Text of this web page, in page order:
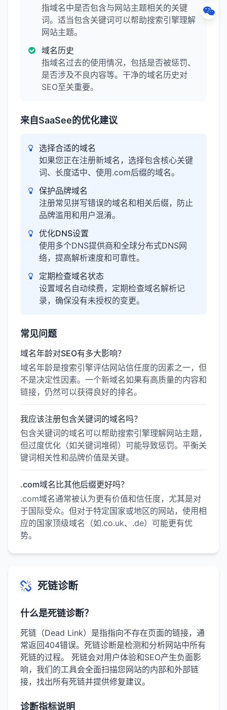
指域名中是否包含与网站主题相关的关键
词。适当包含关键词可以帮助搜索引擎理解
网站主题。
域名历史
指域名过去的使用情况，包括是否被惩罚、
是否涉及不良内容等。干净的域名历史对
SEO至关重要。
来自SaaSee的优化建议
选择合适的域名
如果您正在注册新域名，选择包含核心关键
词、长度适中、使用.com后缀的域名。
保护品牌域名
注册常见拼写错误的域名和相关后缀，防止
品牌滥用和用户混淆。
优化DNS设置
使用多个DNS提供商和全球分布式DNS网
络，提高解析速度和可靠性。
定期检查域名状态
设置域名自动续费，定期检查域名解析记
录，确保没有未授权的变更。
常见问题
域名年龄对SEO有多大影响？
域名年龄是搜索引擎评估网站信任度的因素之一，但
不是决定性因素。一个新域名如果有高质量的内容和
链接，仍然可以获得良好的排名。
我应该注册包含关键词的域名吗？
包含关键词的域名可以帮助搜索引擎理解网站主题，
但过度优化（如关键词堆砌）可能导致惩罚。平衡关
键词相关性和品牌价值是关键。
.com域名比其他后缀更好吗？
.com域名通常被认为更有价值和信任度，尤其是对
于国际受众。但对于特定国家或地区的网站，使用相
应的国家顶级域名（如.co.uk、.de）可能更有优
势。
死链诊断
什么是死链诊断？
死链（Dead Link）是指指向不存在页面的链接，通
常返回404错误。死链诊断是检测和分析网站中所有
死链的过程。 死链会对用户体验和SEO产生负面影
响，我们的工具会全面扫描您网站的内部和外部链
接，找出所有死链并提供修复建议。
诊断指标说明